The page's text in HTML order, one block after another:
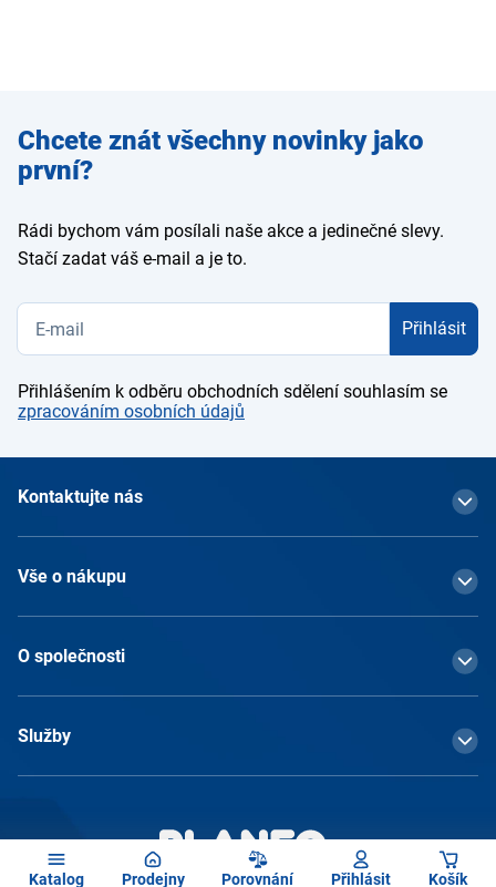
Katalog Prodejny Porovnání Přihlásit Košík
Zadejte
e-mail
Chcete znát všechny novinky jako
první?
Rádi bychom vám posílali naše akce a jedinečné slevy.
Stačí zadat váš e-mail a je to.
Přihlásit
Přihlášením k odběru obchodních sdělení souhlasím se
zpracováním osobních údajů
Kontaktujte nás
Vše o nákupu
O společnosti
Služby